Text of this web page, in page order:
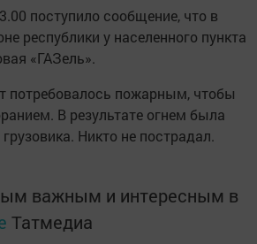
поступило сообщение, что в
республики у населенного пункта
«ГАЗель».
потребовалось пожарным, чтобы
В результате огнем была
Никто не пострадал.
важным и интересным в
Татмедиа